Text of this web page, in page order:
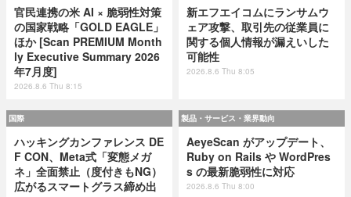
官民連携の米 AI × 脆弱性対策
の国家戦略「GOLD EAGLE」
ほか [Scan PREMIUM Month
ly Executive Summary 2026
年7月度]
2026.8.6 Thu 8:15
新エフエイコムにランサムウ
ェア攻撃、取引先の従業員に
関する個人情報が漏えいした
可能性
2026.8.6 Thu 8:05
国際
ハッキングカンファレンス DE
F CON、Meta式「変態メガ
ネ」全面禁止（度付きもNG）
広がるスマートグラス締め出
製品・サービス・業界動向
AeyeScan がアップデート、
Ruby on Rails や WordPres
s の最新脆弱性に対応
2026.8.6 Thu 8:00